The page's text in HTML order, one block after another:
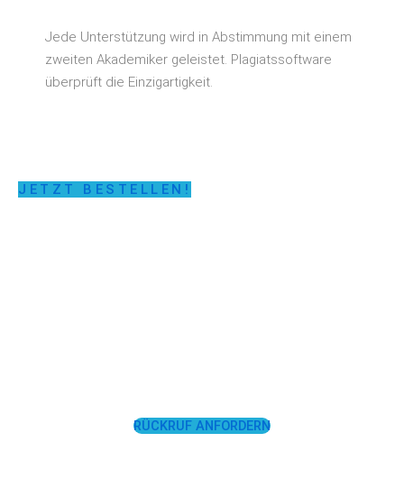
Jede Unterstützung wird in Abstimmung mit einem
zweiten Akademiker geleistet. Plagiatssoftware
überprüft die Einzigartigkeit.
JETZT BESTELLEN!
RÜCKRUF ANFORDERN